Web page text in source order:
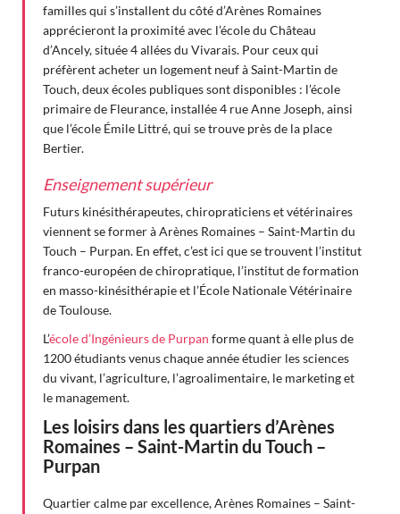
familles qui s’installent du côté d’Arènes Romaines
apprécieront la proximité avec l’école du Château
d’Ancely, située 4 allées du Vivarais. Pour ceux qui
préfèrent acheter un logement neuf à Saint-Martin de
Touch, deux écoles publiques sont disponibles : l’école
primaire de Fleurance, installée 4 rue Anne Joseph, ainsi
que l’école Émile Littré, qui se trouve près de la place
Bertier.
Enseignement supérieur
Futurs kinésithérapeutes, chiropraticiens et vétérinaires
viennent se former à Arènes Romaines – Saint-Martin du
Touch – Purpan. En effet, c’est ici que se trouvent l’institut
franco-européen de chiropratique, l’institut de formation
en masso-kinésithérapie et l’École Nationale Vétérinaire
de Toulouse.
L’école d’Ingénieurs de Purpan forme quant à elle plus de
1200 étudiants venus chaque année étudier les sciences
du vivant, l’agriculture, l’agroalimentaire, le marketing et
le management.
Les loisirs dans les quartiers d’Arènes
Romaines – Saint-Martin du Touch –
Purpan
Quartier calme par excellence, Arènes Romaines – Saint-